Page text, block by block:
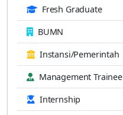
Fresh Graduate
BUMN
Instansi/Pemerintah
Management Trainee
Internship